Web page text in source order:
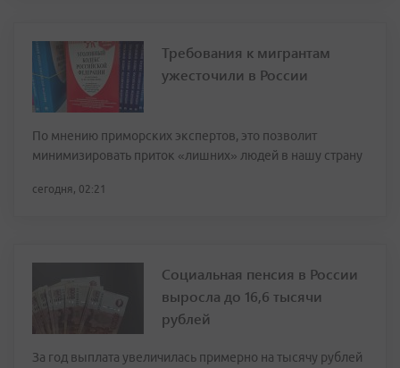
Требования к мигрантам
ужесточили в России
По мнению приморских экспертов, это позволит
минимизировать приток «лишних» людей в нашу страну
сегодня, 02:21
Социальная пенсия в России
выросла до 16,6 тысячи
рублей
За год выплата увеличилась примерно на тысячу рублей